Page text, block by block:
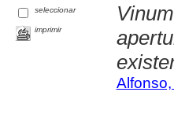
seleccionar
imprimir